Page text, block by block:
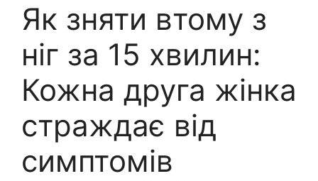
Як зняти втому з
ніг за 15 хвилин:
Кожна друга жінка
страждає від
симптомів